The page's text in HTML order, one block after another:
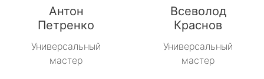
Антон
Петренко
Универсальный
мастер
Всеволод
Краснов
Универсальный
мастер